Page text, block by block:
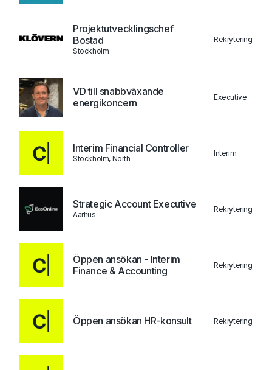
Projektutvecklingschef
Bostad
Stockholm
Rekrytering
VD till snabbväxande
energikoncern
Executive
Interim Financial Controller
Stockholm, North
Interim
Strategic Account Executive
Aarhus
Rekrytering
Öppen ansökan - Interim
Finance & Accounting
Rekrytering
Öppen ansökan HR-konsult Rekrytering